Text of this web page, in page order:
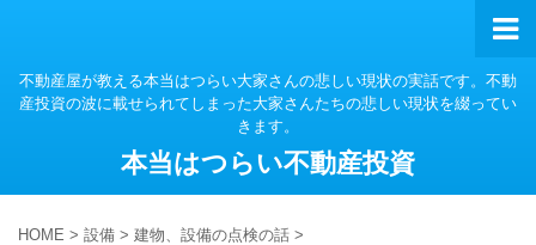
不動産屋が教える本当はつらい大家さんの悲しい現状の実話です。不動
産投資の波に載せられてしまった大家さんたちの悲しい現状を綴ってい
きます。
本当はつらい不動産投資
HOME > 設備 > 建物、設備の点検の話 >